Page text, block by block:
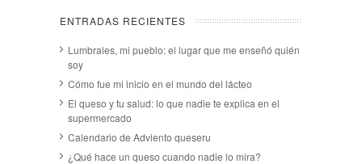
ENTRADAS RECIENTES
Lumbrales, mi pueblo: el lugar que me enseñó quién
soy
Cómo fue mi inicio en el mundo del lácteo
El queso y tu salud: lo que nadie te explica en el
supermercado
Calendario de Adviento queseru
¿Qué hace un queso cuando nadie lo mira?